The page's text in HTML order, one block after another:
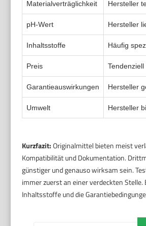
Materialverträglichkeit Hersteller
pH-Wert Hersteller
Inhaltsstoffe Häufig
Preis
Garantieauswirkungen Hersteller
Umwelt Hersteller
Kurzfazit:Originalmittel bieten meist
Kompatibilität und Dokumentation.
günstiger und genauso wirksam sein.
immer zuerst an einer verdeckten Stelle.
Inhaltsstoffe und die